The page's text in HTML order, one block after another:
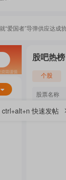
门
国者”导弹供应达成协议
ctrl+alt+n 快速发帖
股吧热榜
个股
股票名称